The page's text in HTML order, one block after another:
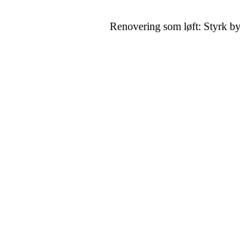
Renovering som løft: Styrk